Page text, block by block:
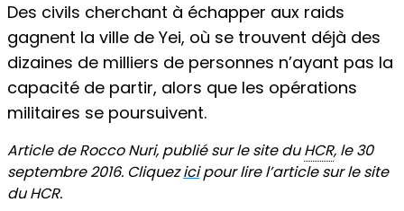
Des civils cherchant à échapper aux raids
gagnent la ville de Yei, où se trouvent déjà des
dizaines de milliers de personnes n’ayant pas la
capacité de partir, alors que les opérations
militaires se poursuivent.
Article de Rocco Nuri, publié sur le site duHCR, le 30
septembre 2016. Cliquezicipour lire l’article sur le site
du HCR.